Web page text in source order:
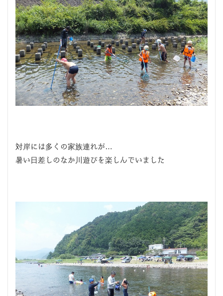
対岸には多くの家族連れが…
暑い日差しのなか川遊びを楽しんでいました